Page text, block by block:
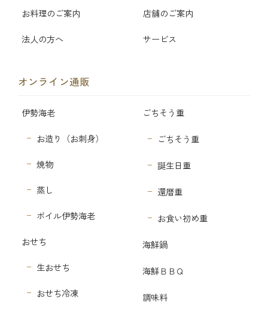
お料理のご案内 店舗のご案内
法人の方へ サービス
オンライン通販
伊勢海老
お造り（お刺身）
焼物
蒸し
ボイル伊勢海老
おせち
生おせち
おせち冷凍
ごちそう重
ごちそう重
誕生日重
還暦重
お食い初め重
海鮮鍋
海鮮ＢＢＱ
調味料